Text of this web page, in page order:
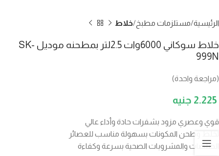
الرئيسية مستلزمات مطبخ خلاط
خلاط سوكاني 6000وات 2.5لتر بمطحنه موديل SK-
999N
(مراجعة واحدة)
2.225
قوي وعصري مزود بشفرات حادة وأداء عالي
لخلط وطحن المكونات بسهولة مناسب للعصائر
الصلصات والمشروبات الصحية بسرعة وكفاءة